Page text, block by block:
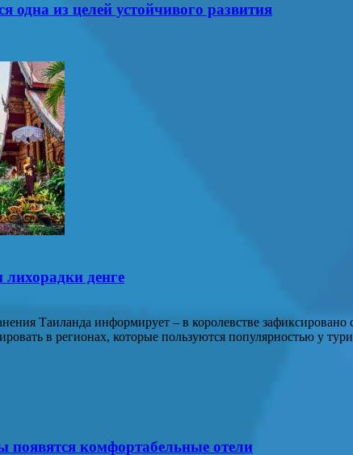
одна из целей устойчивого развития
денге
Таиланда информирует – в королевстве
в регионах, которые пользуются популярностью у
появятся комфортабельные отели